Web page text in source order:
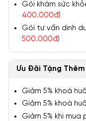
Gói khám sức
400.000đ)
Gói tư vấn dinh
500.000đ)
Ưu Đãi Tặng Thêm
Giảm 5% khoá
Giảm 5% khoá
Giảm 5% khi mua